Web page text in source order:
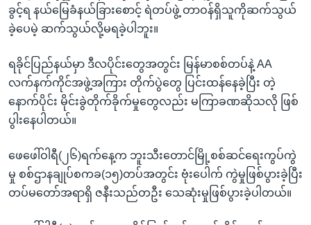
ခွင့်ရ နယ်မြေခံနယ်ခြားစောင့် ရဲတပ်ဖွဲ့ တာဝန်ရှိသူကိုဆက်သွယ်
ခဲ့ပေမဲ့ ဆက်သွယ်လို့မရခဲ့ပါဘူး။
ရခိုင်ပြည်နယ်မှာ ဒီလပိုင်းတွေအတွင်း မြန်မာစစ်တပ်နဲ့ AA
လက်နက်ကိုင်အဖွဲ့အကြား တိုက်ပွဲတွေ ပြင်းထန်နေခဲ့ပြီး တဲ့
နောက်ပိုင်း မိုင်းခွဲတိုက်ခိုက်မှုတွေလည်း မကြာခဏဆိုသလို ဖြစ်
ပွါးနေပါတယ်။
ဖေဖေါ်ဝါရီ(၂၆)ရက်နေ့က ဘူးသီးတောင်မြို့စစ်ဆင်ရေးကွပ်ကွဲ
မှု စစ်ဌာနချုပ်စကခ(၁၅)တပ်အတွင်း ဗုံးပေါက် ကွဲမှုဖြစ်ပွားခဲ့ပြီး
တပ်မတော်အရာရှိ ဇနီးသည်တဦး သေဆုံးမှုဖြစ်ပွားခဲ့ပါတယ်။